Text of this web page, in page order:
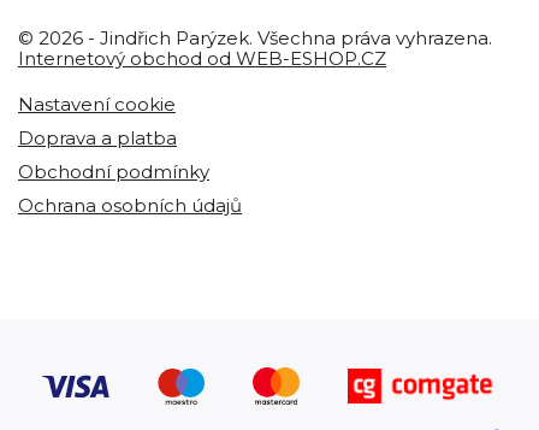
© 2026 - Jindřich Parýzek. Všechna práva vyhrazena.
Internetový obchod od WEB-ESHOP.CZ
Nastavení cookie
Doprava a platba
Obchodní podmínky
Ochrana osobních údajů